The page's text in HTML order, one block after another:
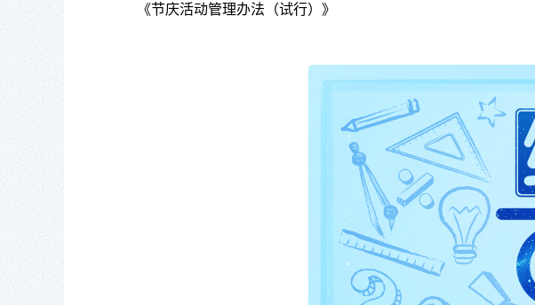
《节庆活动管理办法（试行）》